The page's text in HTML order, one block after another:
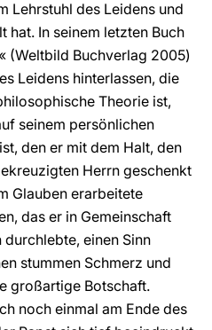
Lehrstuhl des Leidens und
hat. In seinem letzten Buch
(Weltbild Buchverlag 2005)
Leidens hinterlassen, die
Theorie ist,
seinem persönlichen
den er mit dem Halt, den
Herrn geschenkt
Glauben erarbeitete
das er in Gemeinschaft
einen Sinn
stummen Schmerz und
großartige Botschaft.
noch einmal am Ende des